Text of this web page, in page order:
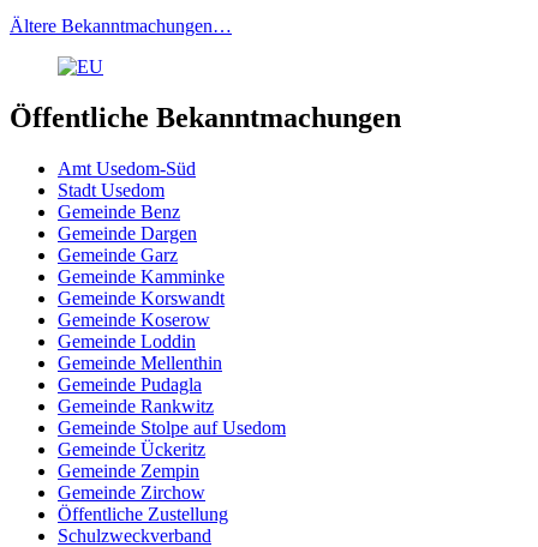
Ältere Bekanntmachungen…
Öffentliche Bekanntmachungen
Amt Usedom-Süd
Stadt Usedom
Gemeinde Benz
Gemeinde Dargen
Gemeinde Garz
Gemeinde Kamminke
Gemeinde Korswandt
Gemeinde Koserow
Gemeinde Loddin
Gemeinde Mellenthin
Gemeinde Pudagla
Gemeinde Rankwitz
Gemeinde Stolpe auf Usedom
Gemeinde Ückeritz
Gemeinde Zempin
Gemeinde Zirchow
Öffentliche Zustellung
Schulzweckverband